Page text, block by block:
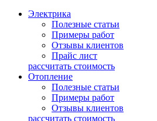
Электрика
Полезные статьи
Примеры работ
Отзывы клиентов
Прайс лист
рассчитать стоимость
Отопление
Полезные статьи
Примеры работ
Отзывы клиентов
рассчитать стоимость